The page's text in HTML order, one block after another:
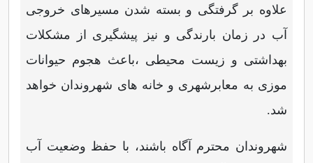
علاوه بر گرفتگی و بسته شدن مسیرهای خروجی
آب در زمان بارندگی و نیز پیشگیری از مشکلات
بهداشتی و زیست محیطی ،باعث هجوم حیوانات
موزی به معابرشهری و خانه های شهروندان خواهد
شد.
شهروندان محترم آگاه باشند، با حفظ وضعیت آب